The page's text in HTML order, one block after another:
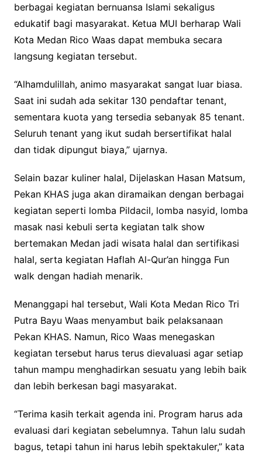
berbagai kegiatan bernuansa Islami sekaligus
edukatif bagi masyarakat. Ketua MUI berharap Wali
Kota Medan Rico Waas dapat membuka secara
langsung kegiatan tersebut.
“Alhamdulillah, animo masyarakat sangat luar biasa.
Saat ini sudah ada sekitar 130 pendaftar tenant,
sementara kuota yang tersedia sebanyak 85 tenant.
Seluruh tenant yang ikut sudah bersertifikat halal
dan tidak dipungut biaya,” ujarnya.
Selain bazar kuliner halal, Dijelaskan Hasan Matsum,
Pekan KHAS juga akan diramaikan dengan berbagai
kegiatan seperti lomba Pildacil, lomba nasyid, lomba
masak nasi kebuli serta kegiatan talk show
bertemakan Medan jadi wisata halal dan sertifikasi
halal, serta kegiatan Haflah Al-Qur’an hingga Fun
walk dengan hadiah menarik.
Menanggapi hal tersebut, Wali Kota Medan Rico Tri
Putra Bayu Waas menyambut baik pelaksanaan
Pekan KHAS. Namun, Rico Waas menegaskan
kegiatan tersebut harus terus dievaluasi agar setiap
tahun mampu menghadirkan sesuatu yang lebih baik
dan lebih berkesan bagi masyarakat.
“Terima kasih terkait agenda ini. Program harus ada
evaluasi dari kegiatan sebelumnya. Tahun lalu sudah
bagus, tetapi tahun ini harus lebih spektakuler,” kata